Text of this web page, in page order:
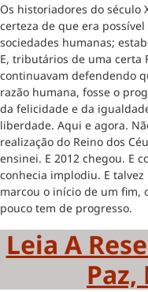
Os historiadores do século
certeza de que era
sociedades humanas;
E, tributários de uma certa
continuavam defendendo
razão humana, fosse o
da felicidade e da
liberdade. Aqui e agora.
realização do Reino dos
ensinei. E 2012 chegou. E
conhecia implodiu. E
marcou o início de um fim,
pouco tem de progresso.
Leia A
Paz,